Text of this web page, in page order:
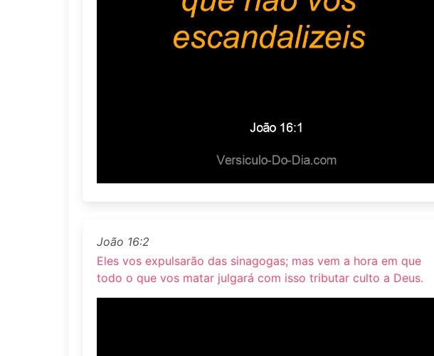
João 16:2
Eles vos expulsarão das sinagogas; mas vem a hora em que
todo o que vos matar julgará com isso tributar culto a Deus.